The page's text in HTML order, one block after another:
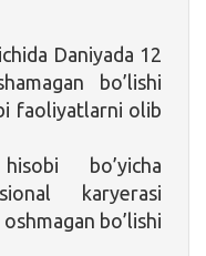
Daniyada 12
bo’lishi
faoliyatlarni olib
bo’yicha
karyerasi
bo’lishi